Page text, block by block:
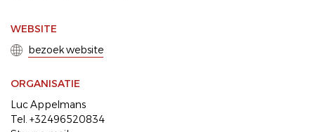
WEBSITE
bezoek website
ORGANISATIE
Luc Appelmans
Tel. +32496520834